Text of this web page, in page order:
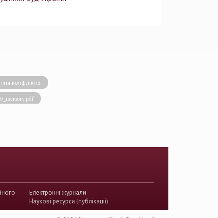
конфліктів
акти КСУ
України
судочинства
Електронні журнали
Наукові ресурси (публікації)